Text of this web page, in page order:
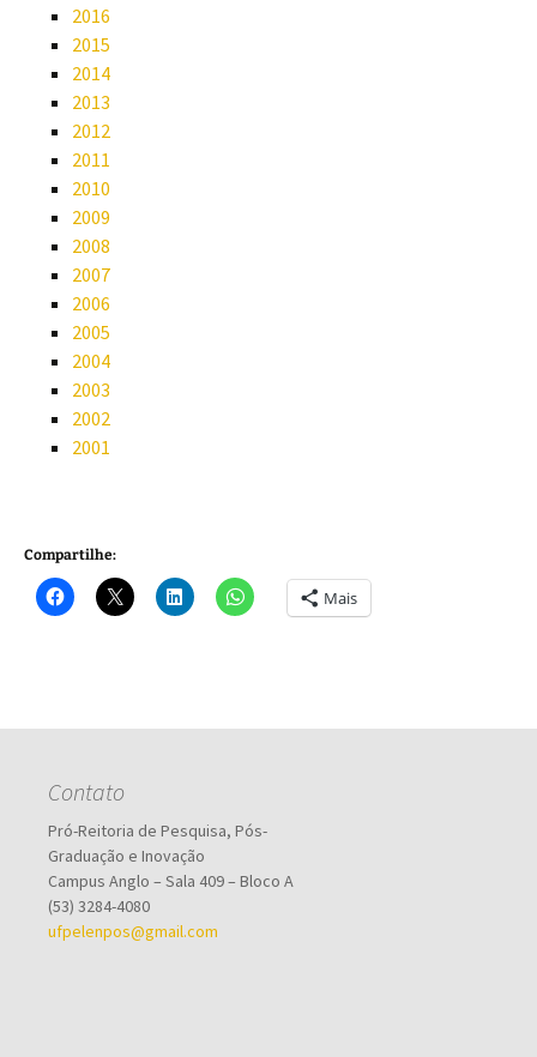
2016
2015
2014
2013
2012
2011
2010
2009
2008
2007
2006
2005
2004
2003
2002
2001
Compartilhe:
Mais
Contato
Pró-Reitoria de Pesquisa, Pós-
Graduação e Inovação
Campus Anglo – Sala 409 – Bloco A
(53) 3284-4080
ufpelenpos@gmail.com